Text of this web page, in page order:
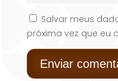
Salvar meus
próxima vez que eu
Enviar